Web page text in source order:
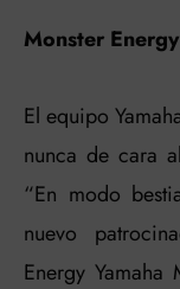
Monster
El equipo
nunca de cara
“En modo
nuevo
Energy